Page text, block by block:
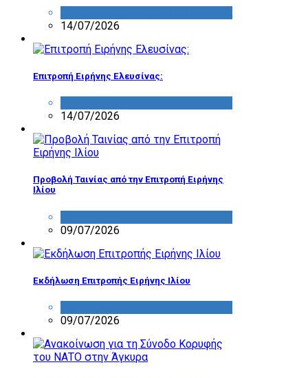
14/07/2026
Επιτροπή Ειρήνης Ελευσίνας:
14/07/2026
Προβολή Ταινίας από την Επιτροπή Ειρήνης
Ιλίου
09/07/2026
Εκδήλωση Επιτροπής Ειρήνης Ιλίου
09/07/2026